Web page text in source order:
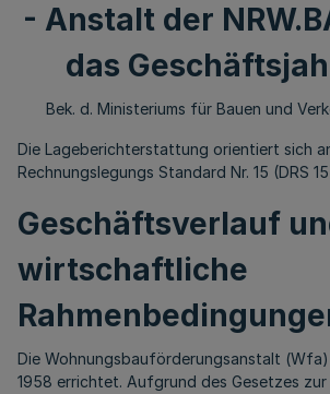
- Anstalt der
das
Bek. d. Ministeriums für Bauen und
Die Lageberichterstattung orientiert sich
Rechnungslegungs Standard Nr. 15 (DRS
Geschäftsverlauf
wirtschaftliche
Die Wohnungsbauförderungsanstalt (Wfa)
1958 errichtet. Aufgrund des Gesetzes